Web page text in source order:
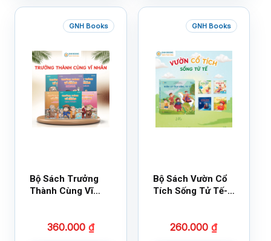
GNH Books
Bộ Sách Trưởng
Thành Cùng Vĩ
360.000 ₫
GNH Books
Bộ Sách Vườn Cổ
Tích Sống Tử Tế-
260.000₫